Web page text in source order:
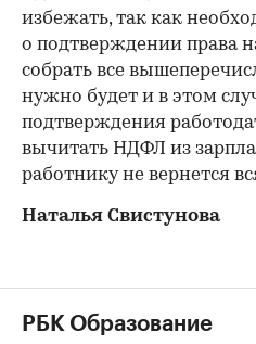
избежать, так как
о подтверждении права
собрать все
нужно будет и в этом
подтверждения
вычитать НДФЛ из
работнику не вернется
Наталья Свистунова
РБК Образование